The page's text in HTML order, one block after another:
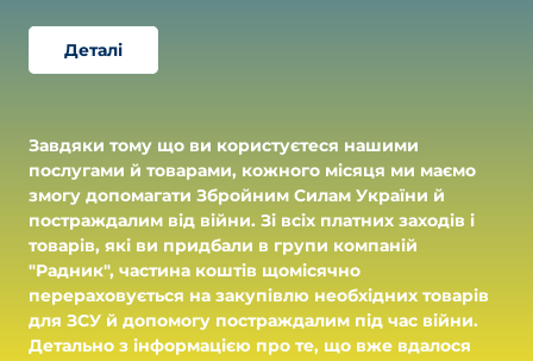
Деталі
Завдяки тому що ви користуєтеся нашими
послугами й товарами, кожного місяця ми маємо
змогу допомагати Збройним Силам України й
постраждалим від війни. Зі всіх платних заходів і
товарів, які ви придбали в групи компаній
"Радник", частина коштів щомісячно
перераховується на закупівлю необхідних товарів
для ЗСУ й допомогу постраждалим під час війни.
Детально з інформацією про те, що вже вдалося